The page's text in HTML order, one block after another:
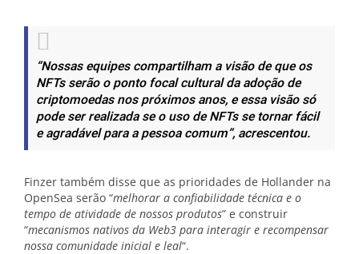
“Nossas equipes compartilham a visão de que os
NFTs serão o ponto focal cultural da adoção de
criptomoedas nos próximos anos, e essa visão só
pode ser realizada se o uso de NFTs se tornar fácil
e agradável para a pessoa comum”, acrescentou.
Finzer também disse que as prioridades de Hollander na
OpenSea serão “melhorar a confiabilidade técnica e o
tempo de atividade de nossos produtos” e construir
“mecanismos nativos da Web3 para interagir e recompensar
nossa comunidade inicial e leal“.